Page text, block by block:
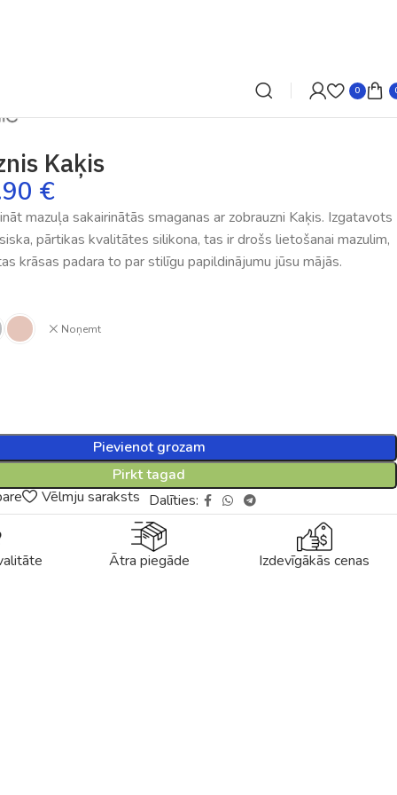
0
Kaķis
€
mazuļa sakairinātās smaganas ar zobrauzni Kaķis. Izgatavots
pārtikas kvalitātes silikona, tas ir drošs lietošanai mazulim,
krāsas padara to par stilīgu papildinājumu jūsu mājās.
Noņemt
Pievienot grozam
Pirkt tagad
Vēlmju saraksts Dalīties:
Ātra piegāde Izdevīgākās cenas